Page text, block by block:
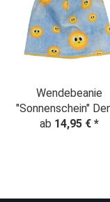
Wendebeanie
"Sonnenschein"
Look
ab 14,95 € *